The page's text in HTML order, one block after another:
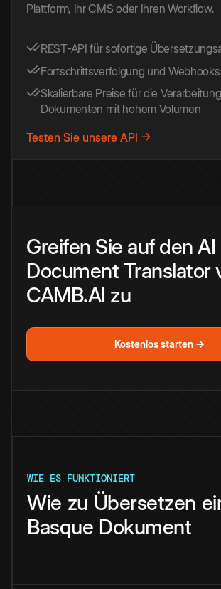
Plattform, Ihr CMS oder Ihren Workflow.
REST-API für sofortige
Fortschrittsverfolgung und
Skalierbare Preise für die
Dokumenten mit hohem Volumen
Testen Sie unsere API →
Greifen Sie auf den AI
Document Translator
CAMB.AI zu
Kostenlos starten →
WIE ES FUNKTIONIERT
Wie zu Übersetzen
Basque Dokument